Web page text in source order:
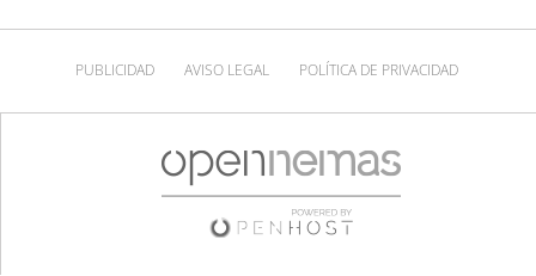
PUBLICIDAD AVISO LEGAL POLÍTICA DE PRIVACIDAD